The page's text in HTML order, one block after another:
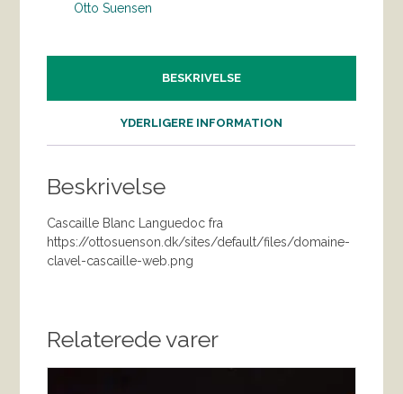
Otto Suensen
BESKRIVELSE
YDERLIGERE INFORMATION
Beskrivelse
Cascaille Blanc Languedoc fra
https://ottosuenson.dk/sites/default/files/domaine-
clavel-cascaille-web.png
Relaterede varer